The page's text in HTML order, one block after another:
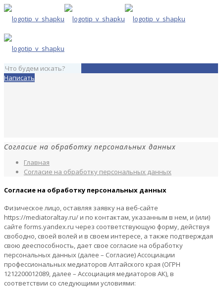
Написать
Согласие на обработку персональных данных
Главная
Согласие на обработку персональных данных
Согласие на обработку персональных данных
Физическое лицо, оставляя заявку на веб-сайте
https://mediatoraltay.ru/ и по контактам, указанным в нем, и (или)
сайте forms.yandex.ru через соответствующую форму, действуя
свободно, своей волей и в своем интересе, а также подтверждая
свою дееспособность, дает свое согласие на обработку
персональных данных (далее – Согласие) Ассоциации
профессиональных медиаторов Алтайского края (ОГРН
1212200012089, далее – Ассоциация медиаторов АК), в
соответствии со следующими условиями: